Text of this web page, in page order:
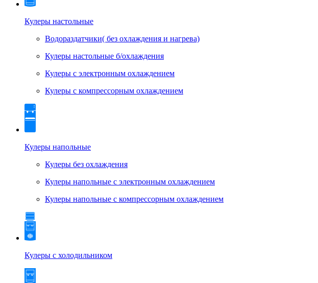
Кулеры настольные
Водораздатчики( без охлаждения и нагрева)
Кулеры настольные б/охлаждения
Кулеры с электронным охлаждением
Кулеры с компрессорным охлаждением
Кулеры напольные
Кулеры без охлаждения
Кулеры напольные с электронным охлаждением
Кулеры напольные с компрессорным охлаждением
Кулеры с холодильником